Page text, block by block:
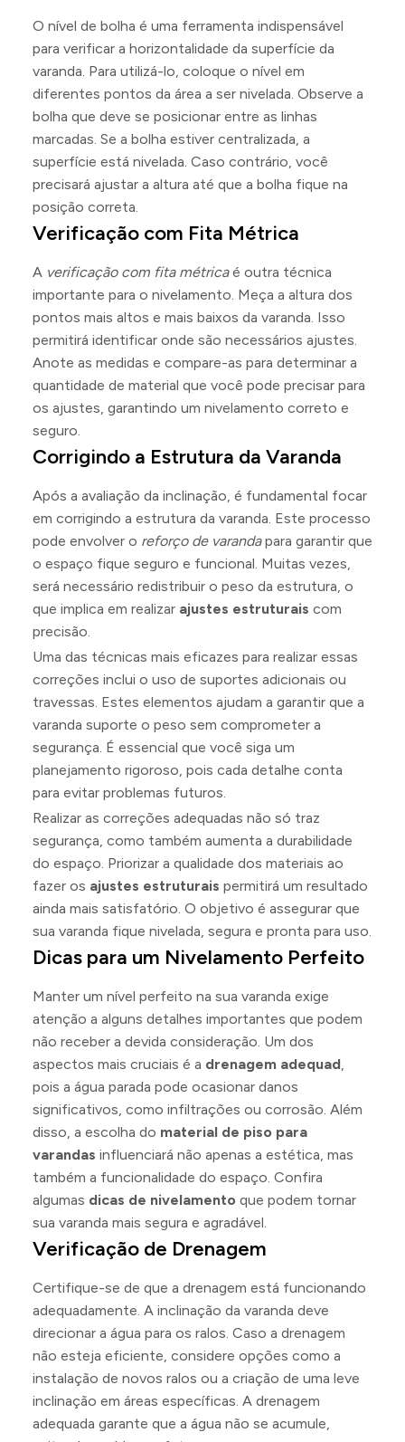
O nível de bolha é uma ferramenta indispensável
para verificar a horizontalidade da superfície da
varanda. Para utilizá-lo, coloque o nível em
diferentes pontos da área a ser nivelada. Observe a
bolha que deve se posicionar entre as linhas
marcadas. Se a bolha estiver centralizada, a
superfície está nivelada. Caso contrário, você
precisará ajustar a altura até que a bolha fique na
posição correta.
Verificação com Fita Métrica
A verificação com fita métricaé outra técnica
importante para o nivelamento. Meça a altura dos
pontos mais altos e mais baixos da varanda. Isso
permitirá identificar onde são necessários ajustes.
Anote as medidas e compare-as para determinar a
quantidade de material que você pode precisar para
os ajustes, garantindo um nivelamento correto e
seguro.
Corrigindo a Estrutura da Varanda
Após a avaliação da inclinação, é fundamental focar
em corrigindo a estrutura da varanda. Este processo
pode envolver o reforço de varandapara garantir que
o espaço fique seguro e funcional. Muitas vezes,
será necessário redistribuir o peso da estrutura, o
que implica em realizar ajustes estruturais com
precisão.
Uma das técnicas mais eficazes para realizar essas
correções inclui o uso de suportes adicionais ou
travessas. Estes elementos ajudam a garantir que a
varanda suporte o peso sem comprometer a
segurança. É essencial que você siga um
planejamento rigoroso, pois cada detalhe conta
para evitar problemas futuros.
Realizar as correções adequadas não só traz
segurança, como também aumenta a durabilidade
do espaço. Priorizar a qualidade dos materiais ao
fazer os ajustes estruturais permitirá um resultado
ainda mais satisfatório. O objetivo é assegurar que
sua varanda fique nivelada, segura e pronta para uso.
Dicas para um Nivelamento Perfeito
Manter um nível perfeito na sua varanda exige
atenção a alguns detalhes importantes que podem
não receber a devida consideração. Um dos
aspectos mais cruciais é a drenagem adequad,
pois a água parada pode ocasionar danos
significativos, como infiltrações ou corrosão. Além
disso, a escolha do material de piso para
varandas influenciará não apenas a estética, mas
também a funcionalidade do espaço. Confira
algumas dicas de nivelamento que podem tornar
sua varanda mais segura e agradável.
Verificação de Drenagem
Certifique-se de que a drenagem está funcionando
adequadamente. A inclinação da varanda deve
direcionar a água para os ralos. Caso a drenagem
não esteja eficiente, considere opções como a
instalação de novos ralos ou a criação de uma leve
inclinação em áreas específicas. A drenagem
adequada garante que a água não se acumule,